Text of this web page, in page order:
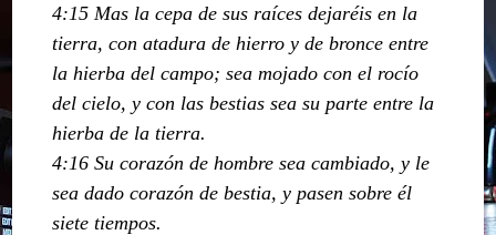
4:15 Mas la cepa de sus raíces dejaréis en la
tierra, con atadura de hierro y de bronce entre
la hierba del campo; sea mojado con el rocío
del cielo, y con las bestias sea su parte entre la
hierba de la tierra.
4:16 Su corazón de hombre sea cambiado, y le
sea dado corazón de bestia, y pasen sobre él
siete tiempos.